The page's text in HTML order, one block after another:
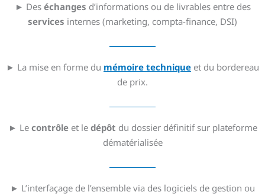
► Des échanges d’informations ou de livrables entre des
services internes (marketing, compta-finance, DSI)
► La mise en forme du mémoire technique et du bordereau
de prix.
► Le contrôle et le dépôt du dossier définitif sur plateforme
dématérialisée
► L’interfaçage de l’ensemble via des logiciels de gestion ou